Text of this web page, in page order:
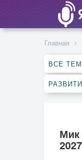
Главная
ВСЕ
Мик